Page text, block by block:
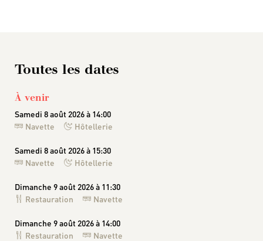
Toutes les dates
À venir
Samedi 8 août 2026 à 14:00
Navette
Hôtellerie
Samedi 8 août 2026 à 15:30
Navette
Hôtellerie
Dimanche 9 août 2026 à 11:30
Restauration
Navette
Dimanche 9 août 2026 à 14:00
Restauration
Navette